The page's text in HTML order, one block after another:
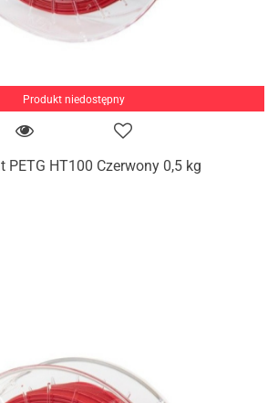
Produkt niedostępny
PETG HT100 Czerwony 0,5 kg